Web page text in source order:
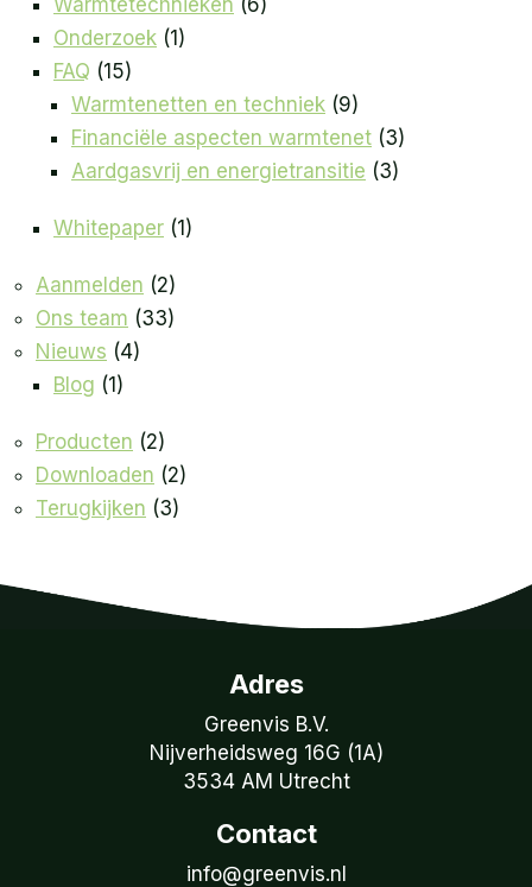
Onderzoek (1)
FAQ (15)
Warmtenetten en techniek (9)
Financiële aspecten warmtenet (3)
Aardgasvrij en energietransitie (3)
Whitepaper (1)
Aanmelden (2)
Ons team (33)
Nieuws (4)
Blog (1)
Producten (2)
Downloaden (2)
Terugkijken (3)
Adres
Greenvis B.V.
Nijverheidsweg 16G (1A)
3534 AM Utrecht
Contact
info@greenvis.nl